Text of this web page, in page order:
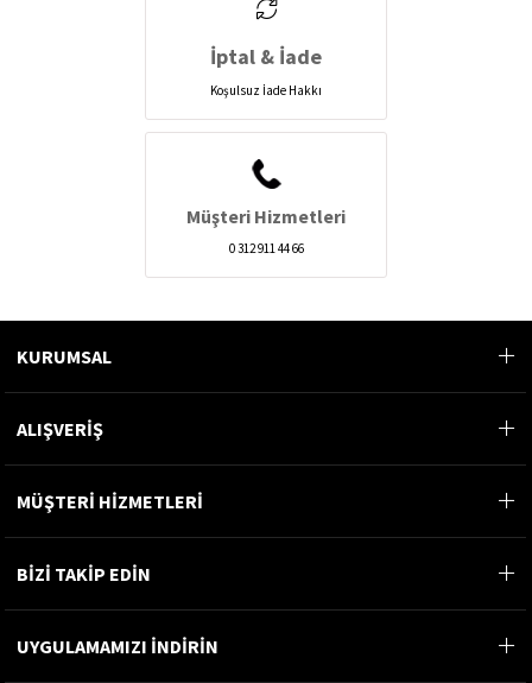
İptal & İade
Koşulsuz İade Hakkı
Müşteri Hizmetleri
0 312 911 44 66
KURUMSAL
ALIŞVERİŞ
MÜŞTERİ HİZMETLERİ
BİZİ TAKİP EDİN
UYGULAMAMIZI İNDİRİN